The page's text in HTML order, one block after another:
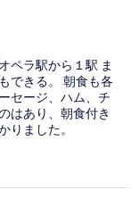
ペラ駅から１駅 ま
できる。 朝食も各
セージ、ハム、チ
はあり、朝食付き
りました。